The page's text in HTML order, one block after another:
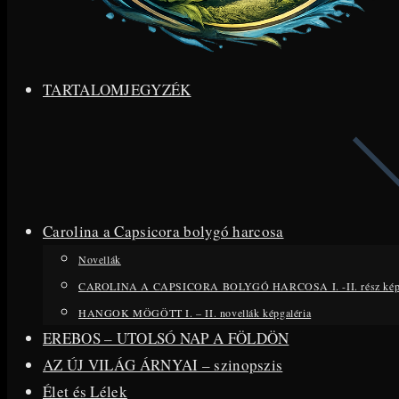
TARTALOMJEGYZÉK
Carolina a Capsicora bolygó harcosa
Novellák
CAROLINA A CAPSICORA BOLYGÓ HARCOSA I. -II. rész
HANGOK MÖGÖTT I. – II. novellák képgaléria
EREBOS – UTOLSÓ NAP A FÖLDÖN
AZ ÚJ VILÁG ÁRNYAI – szinopszis
Élet és Lélek